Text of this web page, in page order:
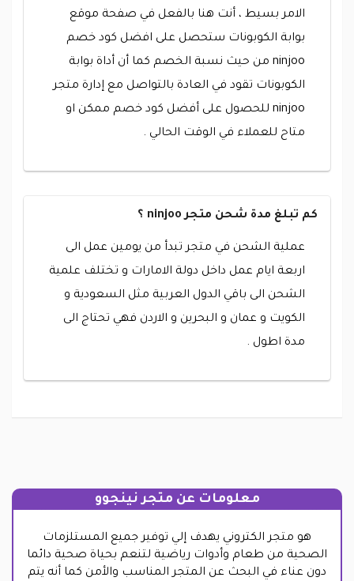
الامر بسيط ، أنت هنا بالفعل في صفحة موقع
بوابة الكوبونات ستحصل على افضل كود خصم
ninjoo من حيث نسبة الخصم كما أن أداة بوابة
الكوبونات تقود في العادة بالتواصل مع إدارة متجر
ninjoo للحصول على أفضل كود خصم ممكن او
متاح للعملاء في الوقت الحالي .
كم تبلغ مدة شحن متجر ninjoo ؟
عملية الشحن في متجر تبدأ من يومين عمل الى
اربعة ايام عمل داخل دولة الامارات و تختلف علمية
الشحن الى باقي الدول العربية مثل السعودية و
الكويت و عمان و البحرين و الاردن فهي تحتاج الى
مدة اطول .
معلومات عن متجر نينجوو
هو متجر الكتروني يهدف إلي توفير جميع المستلزمات
الصحية من طعام وأدوات رياضية لتنعم بحياة صحية دائما
دون عناء في البحث عن المتجر المناسب والأمن كما أنه يتم